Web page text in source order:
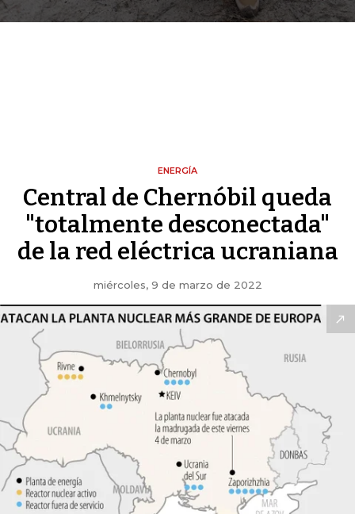
ENERGÍA
Central de Chernóbil queda
"totalmente desconectada"
de la red eléctrica ucraniana
miércoles, 9 de marzo de 2022